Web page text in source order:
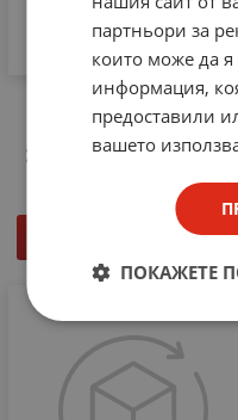
E-CH 9008-H 8 канален
H.264 HVR
208.61 € / 408.01
партньори за
които може да
информация,
предоставили
вашето
ПОКАЖЕТЕ